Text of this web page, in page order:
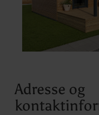
Adresse og